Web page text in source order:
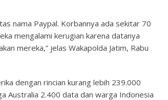
nama Paypal. Korbannya ada sekitar 70
mengalami kerugian karena datanya
mereka,” jelas Wakapolda Jatim, Rabu
dengan rincian kurang lebih 239.000
Australia 2.400 data dan warga Indonesia